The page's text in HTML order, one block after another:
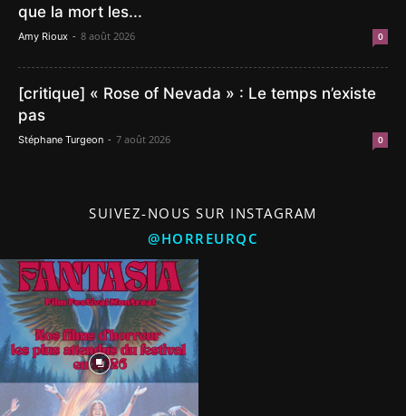
que la mort les...
Amy Rioux - 8 août 2026 0
[critique] « Rose of Nevada » : Le temps n’existe
pas
Stéphane Turgeon - 7 août 2026 0
SUIVEZ-NOUS SUR INSTAGRAM
@HORREURQC